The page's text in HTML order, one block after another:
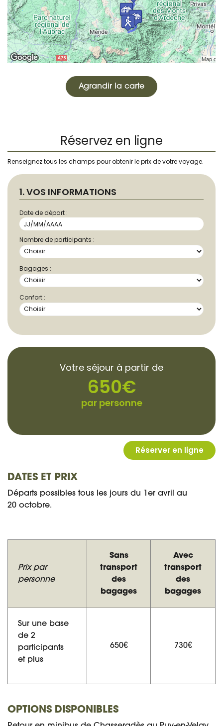
Agrandir la carte
DATES ET PRIX
Départs possibles tous les jours du 1er avril au
20 octobre.
Prix par
personne
Sans
transport
des
bagages
Avec
transport
des
bagages
Sur une base
de 2
participants
et plus
650€ 730€
OPTIONS DISPONIBLES